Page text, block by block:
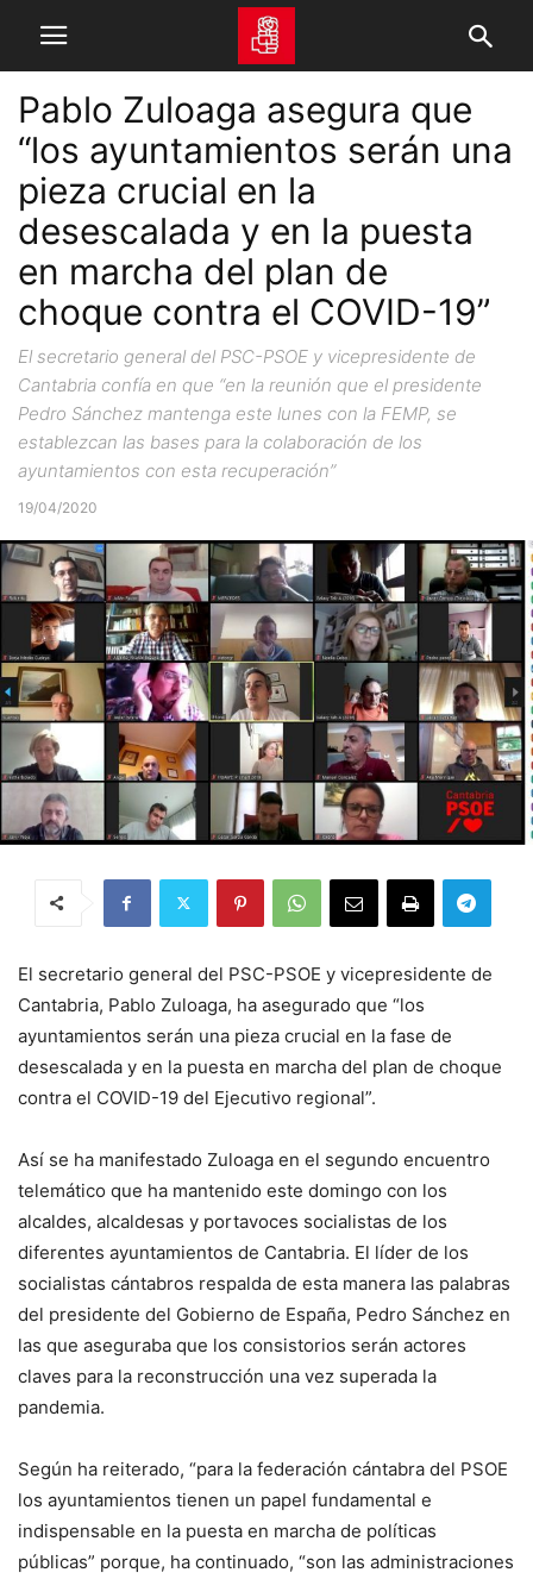
Pablo Zuloaga asegura que
“los ayuntamientos serán una
pieza crucial en la
desescalada y en la puesta
en marcha del plan de
choque contra el COVID-19”
El secretario general del PSC-PSOE y vicepresidente de
Cantabria confía en que “en la reunión que el presidente
Pedro Sánchez mantenga este lunes con la FEMP, se
establezcan las bases para la colaboración de los
ayuntamientos con esta recuperación”
19/04/2020
El secretario general del PSC-PSOE y vicepresidente de
Cantabria, Pablo Zuloaga, ha asegurado que “los
ayuntamientos serán una pieza crucial en la fase de
desescalada y en la puesta en marcha del plan de choque
contra el COVID-19 del Ejecutivo regional”.
Así se ha manifestado Zuloaga en el segundo encuentro
telemático que ha mantenido este domingo con los
alcaldes, alcaldesas y portavoces socialistas de los
diferentes ayuntamientos de Cantabria. El líder de los
socialistas cántabros respalda de esta manera las palabras
del presidente del Gobierno de España, Pedro Sánchez en
las que aseguraba que los consistorios serán actores
claves para la reconstrucción una vez superada la
pandemia.
Según ha reiterado, “para la federación cántabra del PSOE
los ayuntamientos tienen un papel fundamental e
indispensable en la puesta en marcha de políticas
públicas” porque, ha continuado, “son las administraciones